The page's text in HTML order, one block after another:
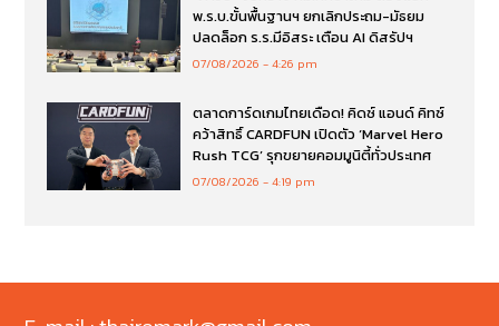
พ.ร.บ.ขั้นพื้นฐานฯ ยกเลิกประถม-มัธยม
ปลดล็อก ร.ร.มีอิสระ เตือน AI ดิสรัปฯ
07/08/2026 4:26 pm
ตลาดการ์ดเกมไทยเดือด! คิดซ์ แอนด์ คิทซ์
คว้าสิทธิ์ CARDFUN เปิดตัว ‘Marvel Hero
Rush TCG’ รุกขยายคอมมูนิตี้ทั่วประเทศ
07/08/2026 4:19 pm